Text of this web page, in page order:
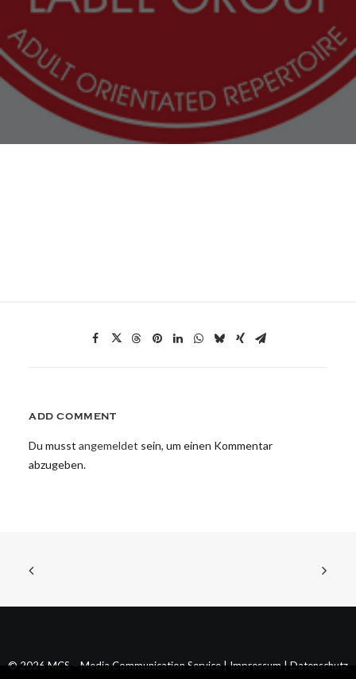
ADD COMMENT
Du musst angemeldet sein, um einen Kommentar
abzugeben.
© 2026 MCS – Media Communication Service | Impressum | Datenschutz